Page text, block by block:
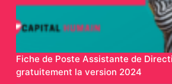
Fiche de Poste Assistante de
gratuitement la version 2024